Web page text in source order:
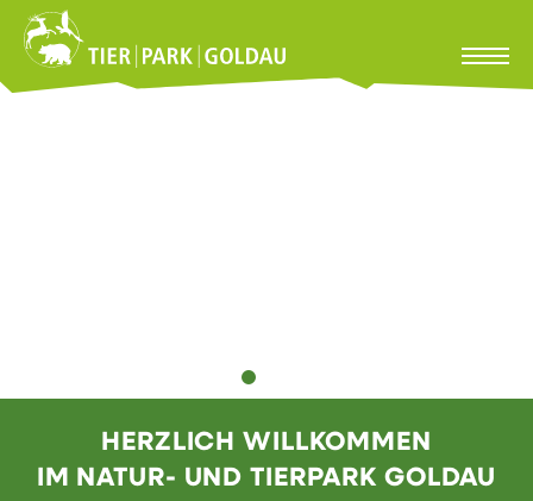
HERZLICH WILLKOMMEN
IM NATUR- UND TIERPARK GOLDAU